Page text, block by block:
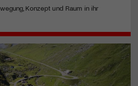
Konzept und Raum in ihr